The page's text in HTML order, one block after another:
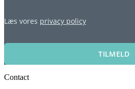
Læs vores privacy policy
TILMELD
Contact